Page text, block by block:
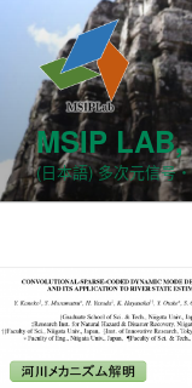
MSIP LAB,
(日本語) 多次元信号